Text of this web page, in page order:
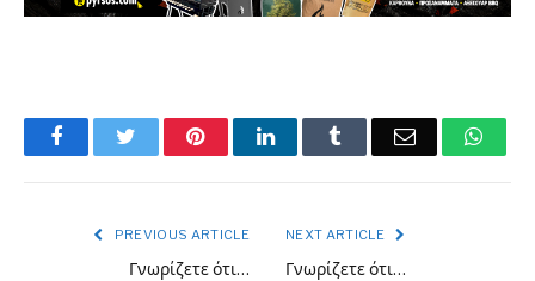
FacebookTwitter PinterestLinkedInTumblr Email
PREVIOUS ARTICLE
Γνωρίζετε ότι…
NEXT ARTICLE
Γνωρίζετε ότι…